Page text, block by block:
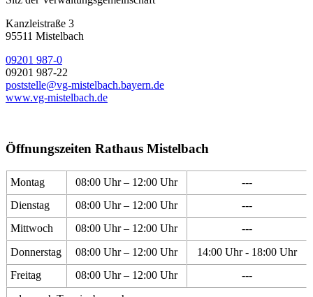
Kanzleistraße 3
95511 Mistelbach
09201 987-0
09201 987-22
poststelle@vg-mistelbach.bayern.de
www.vg-mistelbach.de
Öffnungszeiten Rathaus Mistelbach
Montag 08:00 Uhr – 12:00 Uhr
---
Dienstag
08:00 Uhr – 12:00 Uhr
---
Mittwoch
08:00 Uhr – 12:00 Uhr
---
Donnerstag
08:00 Uhr – 12:00 Uhr
14:00 Uhr - 18:00 Uhr
Freitag
08:00 Uhr – 12:00 Uhr
---